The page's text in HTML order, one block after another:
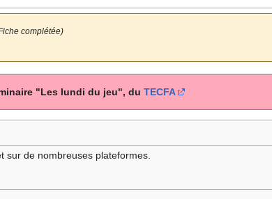
complétée)
"Les lundi du jeu", du TECFA
sur de nombreuses plateformes.
e
h
e